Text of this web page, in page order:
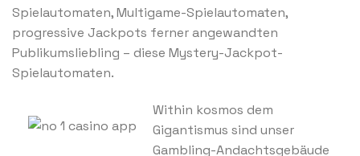
Spielautomaten, Multigame-Spielautomaten,
progressive Jackpots ferner angewandten
Publikumsliebling – diese Mystery-Jackpot-
Spielautomaten.
Within kosmos dem
Gigantismus sind unser
Gambling-Andachtsgebäude